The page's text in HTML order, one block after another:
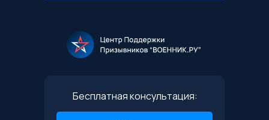
Бесплатная консультация: